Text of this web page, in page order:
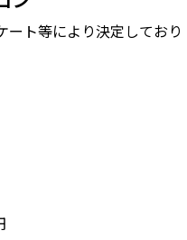
ート等により決定しており